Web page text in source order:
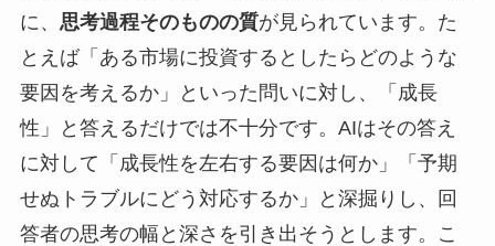
に、 思考過程そのものの質が見られています。た
とえば「ある市場に投資するとしたらどのような
要因を考えるか」といった問いに対し、「成長
性」と答えるだけでは不十分です。AIはその答え
に対して「成長性を左右する要因は何か」「予期
せぬトラブルにどう対応するか」と深掘りし、回
答者の思考の幅と深さを引き出そうとします。こ